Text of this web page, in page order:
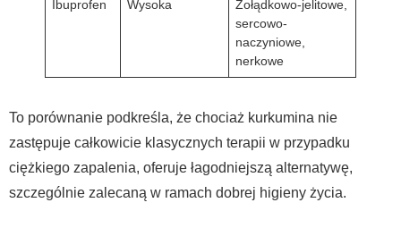
Ibuprofen Wysoka
Żołądkowo-jelitowe,
sercowo-
naczyniowe,
nerkowe
To porównanie podkreśla, że chociaż kurkumina nie
zastępuje całkowicie klasycznych terapii w przypadku
ciężkiego zapalenia, oferuje łagodniejszą alternatywę,
szczególnie zalecaną w ramach dobrej higieny życia.